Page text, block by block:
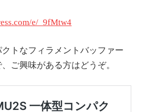
e/_9fMtw4
トなフィラメントバッファー
ご興味がある方はどうぞ。